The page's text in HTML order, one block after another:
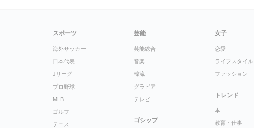
スポーツ
海外サッカー
日本代表
Jリーグ
プロ野球
MLB
ゴルフ
テニス
芸能
芸能総合
音楽
韓流
グラビア
テレビ
ゴシップ
女子
恋愛
ライフスタイル
ファッション
トレンド
本
教育・仕事